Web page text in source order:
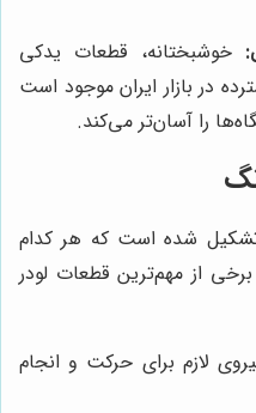
خوشبختانه، قطعات یدکی
در بازار ایران موجود است
را آسان‌تر می‌کند.
تشکیل شده است که هر کدام
از مهم‌ترین قطعات لودر
لازم برای حرکت و انجام